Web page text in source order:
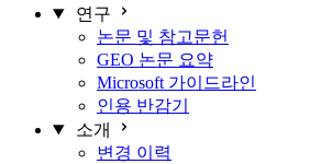
연구
논문 및 참고문헌
GEO 논문 요약
Microsoft 가이드라인
인용 반감기
소개
변경 이력